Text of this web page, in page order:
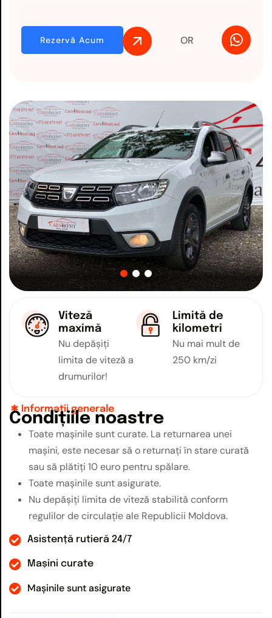
Rezervă Acum OR
Viteză
maximă
Nu depășiți
limita de viteză a
drumurilor!
Limită de
kilometri
Nu mai mult de
250 km/zi
Informații generale
Cond ițiil e noastre
Toate mașinile sunt curate. La returnarea unei
mașini, este necesar să o returnați în stare curată
sau să plătiți 10 euro pentru spălare.
Toate mașinile sunt asigurate.
Nu depășiți limita de viteză stabilită conform
regulilor de circulație ale Republicii Moldova.
Asistență rutieră 24/7
Mașini curate
Mașinile sunt asigurate